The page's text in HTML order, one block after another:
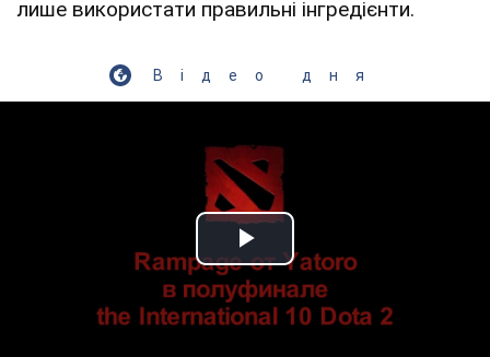
лише використати правильні інгредієнти.
Відео дня
Play Video